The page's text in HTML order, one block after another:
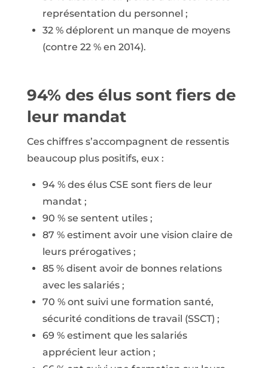
représentation du personnel ;
32 % déplorent un manque de moyens
(contre 22 % en 2014).
94% des élus sont fiers de
leur mandat
Ces chiffres s’accompagnent de ressentis
beaucoup plus positifs, eux :
94 % des élus CSE sont fiers de leur
mandat ;
90 % se sentent utiles ;
87 % estiment avoir une vision claire de
leurs prérogatives ;
85 % disent avoir de bonnes relations
avec les salariés ;
70 % ont suivi une formation santé,
sécurité conditions de travail (SSCT) ;
69 % estiment que les salariés
apprécient leur action ;